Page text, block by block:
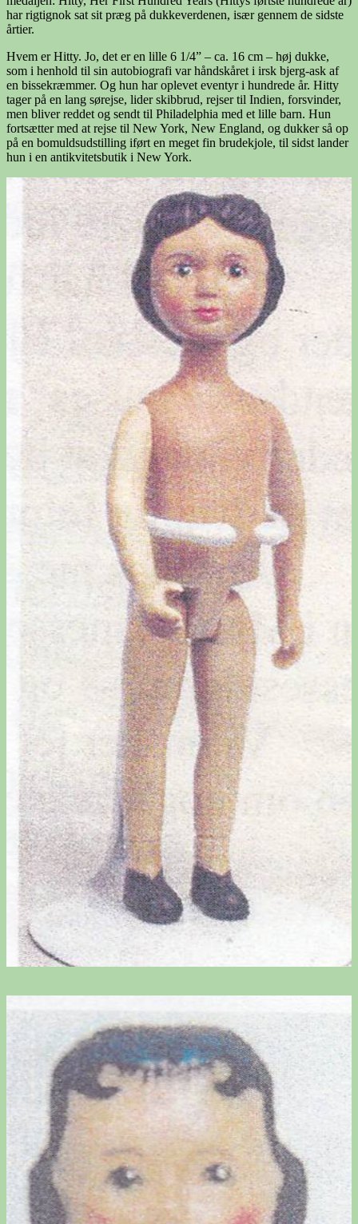
har rigtignok sat sit præg på dukkeverdenen, især gennem de sidste
årtier.
Hvem er Hitty. Jo, det er en lille 6 1/4” – ca. 16 cm – høj dukke,
som i henhold til sin autobiografi var håndskåret i irsk bjerg-ask af
en bissekræmmer. Og hun har oplevet eventyr i hundrede år. Hitty
tager på en lang sørejse, lider skibbrud, rejser til Indien, forsvinder,
men bliver reddet og sendt til Philadelphia med et lille barn. Hun
fortsætter med at rejse til New York, New England, og dukker så op
på en bomuldsudstilling iført en meget fin brudekjole, til sidst lander
hun i en antikvitetsbutik i New York.